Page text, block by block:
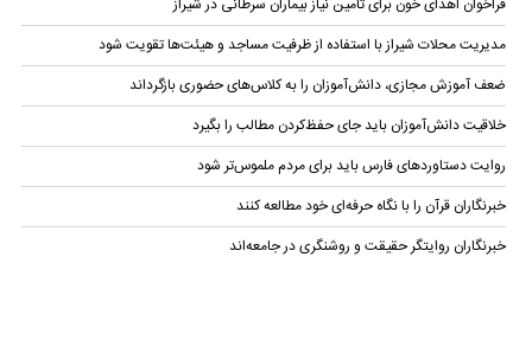
فراخوان اهدای خون برای تأمین نیاز بیماران سرطانی در شیراز
مدیریت محلات شیراز با استفاده از ظرفیت مساجد و هیئت‌ها تقویت شود
ضعف آموزش مجازی، دانش‌آموزان را به کلاس‌های حضوری بازگرداند
خلاقیت دانش‌آموزان باید جای حفظ‌کردن مطالب را بگیرد
روایت دستاوردهای فارس باید برای مردم ملموس‌تر شود
خبرنگاران قرآن را با نگاه حرفه‌ای خود مطالعه کنند
خبرنگاران روایتگر حقیقت و روشنگری در جامعه‌اند